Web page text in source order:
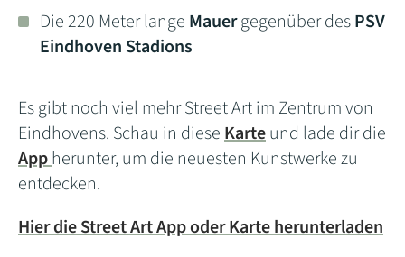
Die 220 Meter lange Mauergegenüber desPSV
Eindhoven Stadions
Es gibt noch viel mehr Street Art im Zentrum von
Eindhovens. Schau in dieseKarteund lade dir die
Appherunter, um die neuesten Kunstwerke zu
entdecken.
Hier die Street ArtApp oder Karte herunterladen